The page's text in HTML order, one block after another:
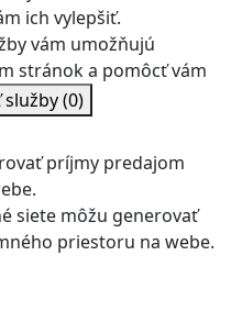
ich vylepšiť.
vám umožňujú
stránok a pomôcť vám
služby(0)
príjmy predajom
siete môžu generovať
priestoru na webe.